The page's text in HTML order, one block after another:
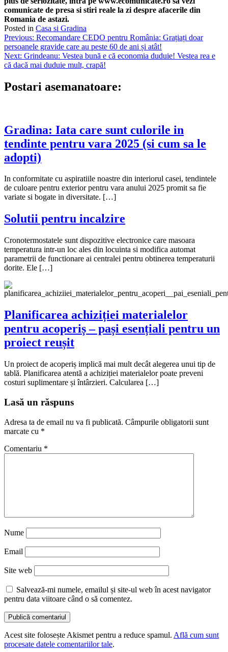
comunicate de presa si stiri reale la zi despre afacerile din
Romania de astazi.
Posted in Casa si Gradina
Navigare
în
articole
Previous: Recomandare CEDO pentru România: Grațiați doar
persoanele gravide care au peste 60 de ani și atât!
Next: Grindeanu: Vestea bună e că economia duduie! Vestea rea e
că dacă mai duduie mult, crapă!
Postari asemanatoare:
Gradina: Iata care sunt culorile in
tendinte pentru vara 2025 (si cum sa le
adopti)
In conformitate cu aspiratiile noastre din interiorul casei, tendintele
de culoare pentru exterior pentru vara anului 2025 promit sa fie
variate si bogate in diversitate. […]
Solutii pentru incalzire
Cronotermostatele sunt dispozitive electronice care masoara
temperatura intr-un loc ales din locuinta si modifica automat
parametrii de functionare ai centralei pentru obtinerea temperaturii
dorite. Ele […]
Planificarea achiziției materialelor
pentru acoperiș – pași esențiali pentru un
proiect reușit
Un proiect de acoperiș implică mai mult decât alegerea unui tip de
tablă. Planificarea atentă a achiziției materialelor poate preveni
costuri suplimentare și întârzieri. Calcularea […]
Lasă un răspuns
Adresa ta de email nu va fi publicată. Câmpurile obligatorii sunt
marcate cu *
Comentariu *
Nume
Email
Site web
Salvează-mi numele, emailul și site-ul web în acest navigator
pentru data viitoare când o să comentez.
Acest site folosește Akismet pentru a reduce spamul. Află cum sunt
procesate datele comentariilor tale.